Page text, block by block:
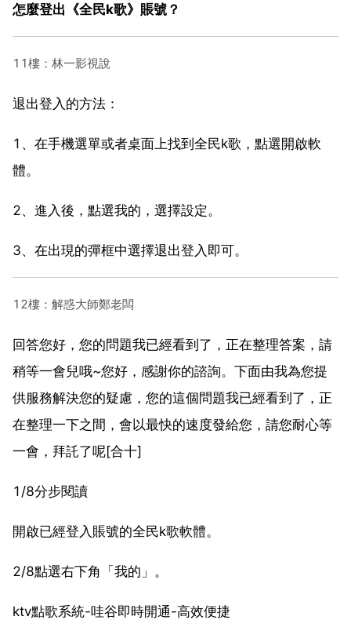
怎麼登出《全民k歌》賬號？
11樓：林一影視說
退出登入的方法：
1、在手機選單或者桌面上找到全民k歌，點選開啟軟
體。
2、進入後，點選我的，選擇設定。
3、在出現的彈框中選擇退出登入即可。
12樓：解惑大師鄭老闆
回答您好，您的問題我已經看到了，正在整理答案，請
稍等一會兒哦~您好，感謝你的諮詢。下面由我為您提
供服務解決您的疑慮，您的這個問題我已經看到了，正
在整理一下之間，會以最快的速度發給您，請您耐心等
一會，拜託了呢[合十]
1/8分步閱讀
開啟已經登入賬號的全民k歌軟體。
2/8點選右下角「我的」。
ktv點歌系統-哇谷即時開通-高效便捷